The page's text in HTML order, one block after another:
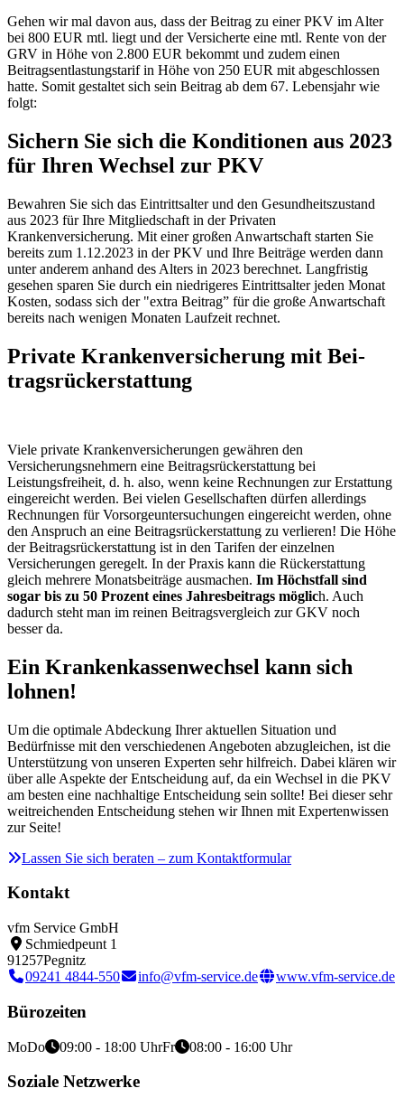
Gehen wir mal davon aus, dass der Beitrag zu einer PKV im Alter
bei 800 EUR mtl. liegt und der Versicherte eine mtl. Rente von der
GRV in Höhe von 2.800 EUR bekommt und zudem einen
Beitragsentlastungstarif in Höhe von 250 EUR mit abgeschlossen
hatte. Somit gestaltet sich sein Beitrag ab dem 67. Lebensjahr wie
folgt:
Sichern Sie sich die Konditionen aus 2023
für Ihren Wechsel zur PKV
Bewahren Sie sich das Eintrittsalter und den Gesundheitszustand
aus 2023 für Ihre Mitgliedschaft in der Privaten
Krankenversicherung. Mit einer großen An­wart­schaft starten Sie
bereits zum 1.12.2023 in der PKV und Ihre Beiträge werden dann
unter anderem anhand des Alters in 2023 berechnet. Langfristig
gesehen sparen Sie durch ein niedrigeres Eintrittsalter jeden Monat
Kosten, sodass sich der "extra Beitrag” für die große Anwartschaft
bereits nach wenigen Monaten Laufzeit rechnet.
Private Kran­ken­ver­si­che­rung mit Bei­
trags­rück­er­statt­ung
Viele private Krankenversicherungen gewähren den
Versicherungsnehmern eine Beitragsrückerstattung bei
Leistungsfreiheit, d. h. also, wenn keine Rechnungen zur Erstattung
eingereicht werden. Bei vielen Gesellschaften dürfen allerdings
Rechnungen für Vorsorgeuntersuchungen eingereicht werden, ohne
den Anspruch an eine Beitragsrückerstattung zu verlieren! Die Höhe
der Beitragsrückerstattung ist in den Tarifen der einzelnen
Versicherungen geregelt. In der Praxis kann die Rückerstattung
gleich mehrere Monatsbeiträge ausmachen. Im Höchstfall sind
sogar bis zu 50 Prozent eines Jahresbeitrags möglich. Auch
dadurch steht man im reinen Beitragsvergleich zur GKV noch
besser da.
Ein Krankenkassenwechsel kann sich
lohnen!
Um die optimale Abdeckung Ihrer aktuellen Situation und
Bedürfnisse mit den verschiedenen Angeboten abzugleichen, ist die
Unterstützung von unseren Experten sehr hilfreich. Dabei klären wir
über alle Aspekte der Entscheidung auf, da ein Wechsel in die PKV
am besten eine nachhaltige Entscheidung sein sollte! Bei dieser sehr
weitreichenden Entscheidung stehen wir Ihnen mit Expertenwissen
zur Seite!
Lassen Sie sich beraten – zum Kontaktformular
Kontakt
vfm Service GmbH
Schmiedpeunt 1
91257Pegnitz
09241 4844-550
info@vfm-service.de www.vfm-service.de
Bürozeiten
MoDo 09:00 - 18:00 UhrFr 08:00 - 16:00 Uhr
Soziale Netzwerke